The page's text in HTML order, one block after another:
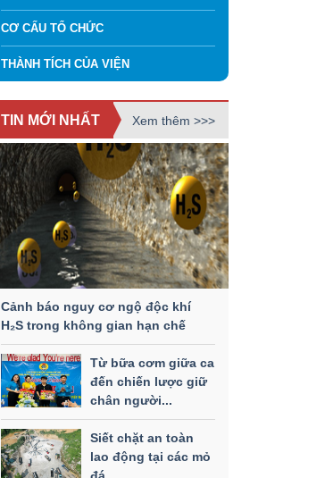
CƠ CẤU TỔ CHỨC
THÀNH TÍCH CỦA VIỆN
TIN MỚI NHẤT Xem thêm >>>
Cảnh báo nguy cơ ngộ độc khí
H₂S trong không gian hạn chế
Từ bữa cơm giữa ca
đến chiến lược giữ
chân người...
Siết chặt an toàn
lao động tại các mỏ
đá